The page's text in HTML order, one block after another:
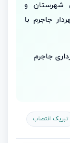
شهرستان و
جاجرم با
جاجرم
تبریک انتصاب